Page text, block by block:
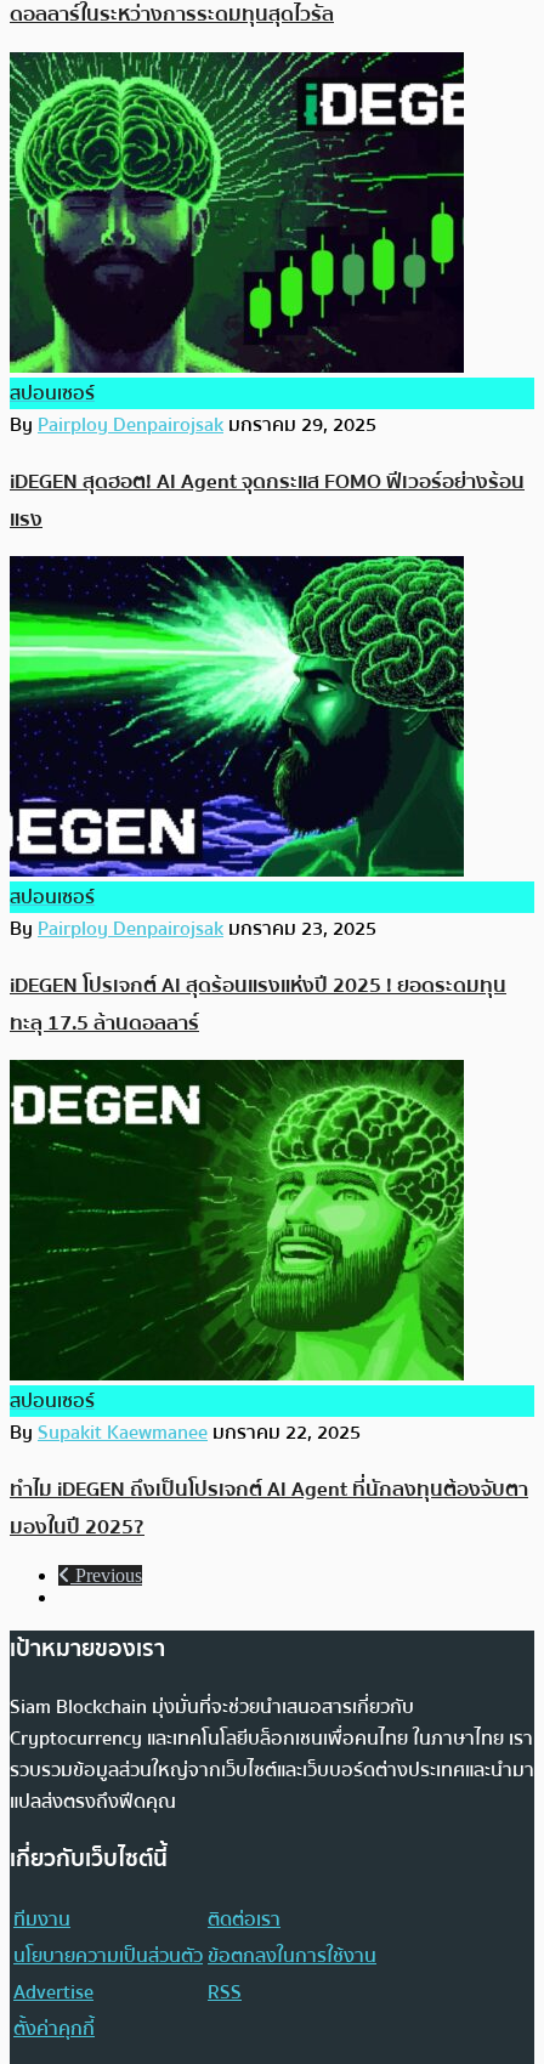
ดอลลาร์ในระหว่างการระดมทุนสุดไวรัล
สปอนเซอร์
ByPairploy Denpairojsakมกราคม 29, 2025
iDEGEN สุดฮอต! AI Agent จุดกระแส FOMO ฟีเวอร์อย่างร้อน
แรง
สปอนเซอร์
ByPairploy Denpairojsakมกราคม 23, 2025
iDEGEN โปรเจกต์ AI สุดร้อนแรงแห่งปี 2025 ! ยอดระดมทุน
ทะลุ 17.5 ล้านดอลลาร์
สปอนเซอร์
BySupakit Kaewmaneeมกราคม 22, 2025
ทำไม iDEGEN ถึงเป็นโปรเจกต์ AI Agent ที่นักลงทุนต้องจับตา
มองในปี 2025?
Previous
เป้าหมายของเรา
Siam Blockchain มุ่งมั่นที่จะช่วยนำเสนอสารเกี่ยวกับ
Cryptocurrency และเทคโนโลยีบล็อกเชนเพื่อคนไทย ในภาษาไทย เรา
รวบรวมข้อมูลส่วนใหญ่จากเว็บไซต์และเว็บบอร์ดต่างประเทศและนำมา
แปลส่งตรงถึงฟีดคุณ
เกี่ยวกับเว็บไซต์นี้
ทีมงาน
ติดต่อเรา
นโยบายความเป็นส่วนตัวข้อตกลงในการใช้งาน
Advertise
RSS
ตั้งค่าคุกกี้